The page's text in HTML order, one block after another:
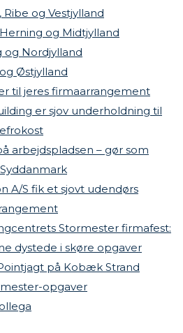
Ribe og Vestjylland
og Midtjylland
og Nordjylland
Østjylland
til jeres firmaarrangement
er sjov underholdning til
arbejdspladsen – gør som
A/S fik et sjovt udendørs
Stormester firmafest:
dystede i skøre opgaver
på Kobæk Strand
opgaver